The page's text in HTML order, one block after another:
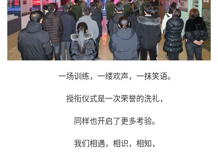
一场训练，一缕欢声，一抹笑语。
授衔仪式是一次荣誉的洗礼，
同样也开启了更多考验。
我们相遇，相识，相知，